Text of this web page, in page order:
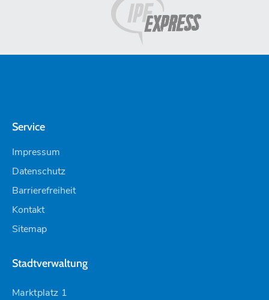
Service
Impressum
Datenschutz
Barrierefreiheit
Kontakt
Sitemap
Stadtverwaltung
Marktplatz 1